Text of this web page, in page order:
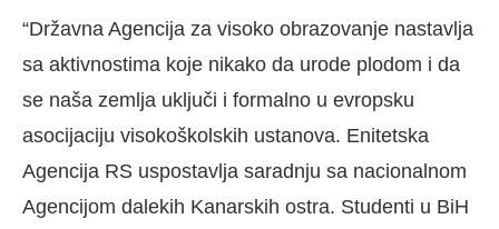
“Državna Agencija za visoko obrazovanje nastavlja
sa aktivnostima koje nikako da urode plodom i da
se naša zemlja uključi i formalno u evropsku
asocijaciju visokoškolskih ustanova. Enitetska
Agencija RS uspostavlja saradnju sa nacionalnom
Agencijom dalekih Kanarskih ostra. Studenti u BiH